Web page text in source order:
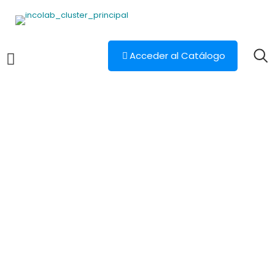
Acceder al Catálogo